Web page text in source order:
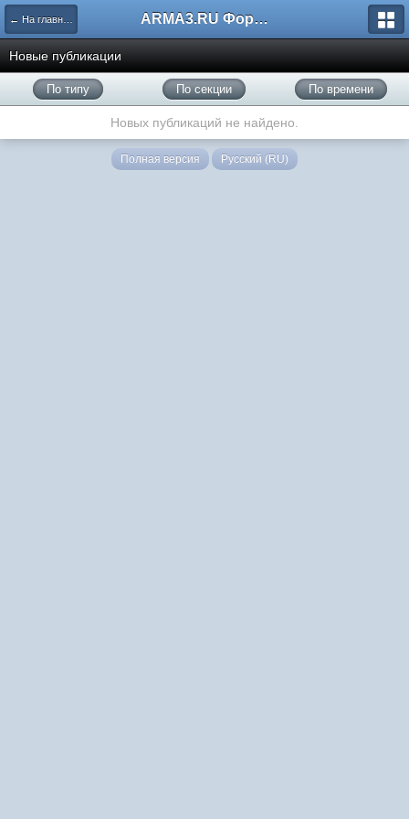
← На главную ARMA3.RU Форум
Новые публикации
По типу По секции По времени
Новых публикаций не найдено.
Полная версия Русский (RU)